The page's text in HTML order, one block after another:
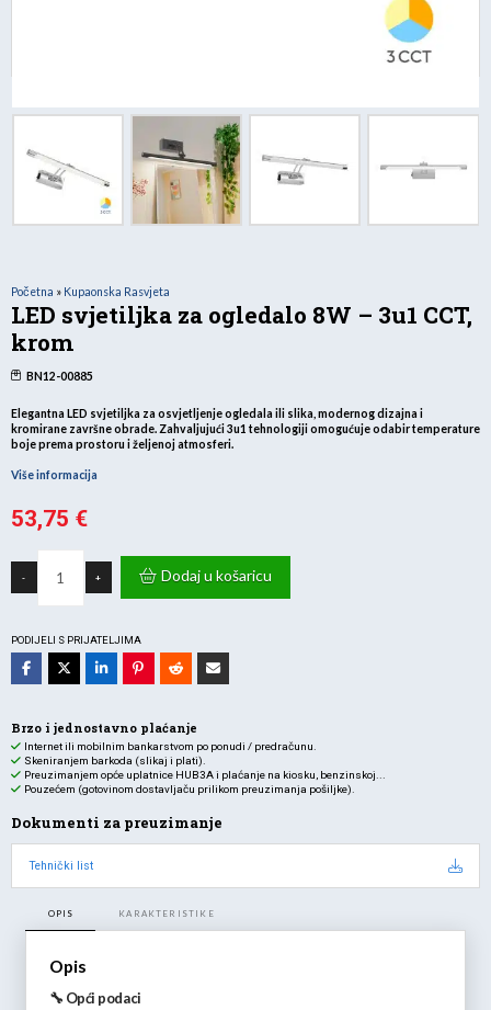
Početna » Kupaonska Rasvjeta
LED svjetiljka za ogledalo 8W – 3u1 CCT,
krom
BN12-00885
Elegantna LED svjetiljka za osvjetljenje ogledala ili slika , modernog dizajna i
kromirane završne obrade. Zahvaljujući 3u1 tehnologiji omogućuje odabir temperature
boje prema prostoru i željenoj atmosferi.
Više informacija
53,75 €
-
ogledalo
8W
CCT,
količina
+ Dodaj u košaricu
PODIJELI S PRIJATELJIMA
Brzo i jednostavno plaćanje
Internet ili mobilnim bankarstvom po ponudi / predračunu.
Skeniranjem barkoda (slikaj i plati).
Preuzimanjem opće uplatnice HUB3A i plaćanje na kiosku, benzinskoj...
Pouzećem (gotovinom dostavljaču prilikom preuzimanja pošiljke).
Dokumenti za preuzimanje
Tehnički list
OPIS KARAKTERISTIKE
Opis
🔧 Opći podaci